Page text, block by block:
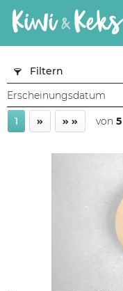
Filtern
1 von 5